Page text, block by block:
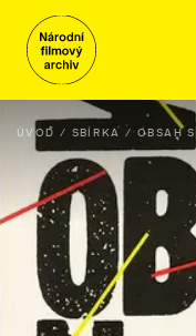
ÚVOD SBÍRKA OBSAH